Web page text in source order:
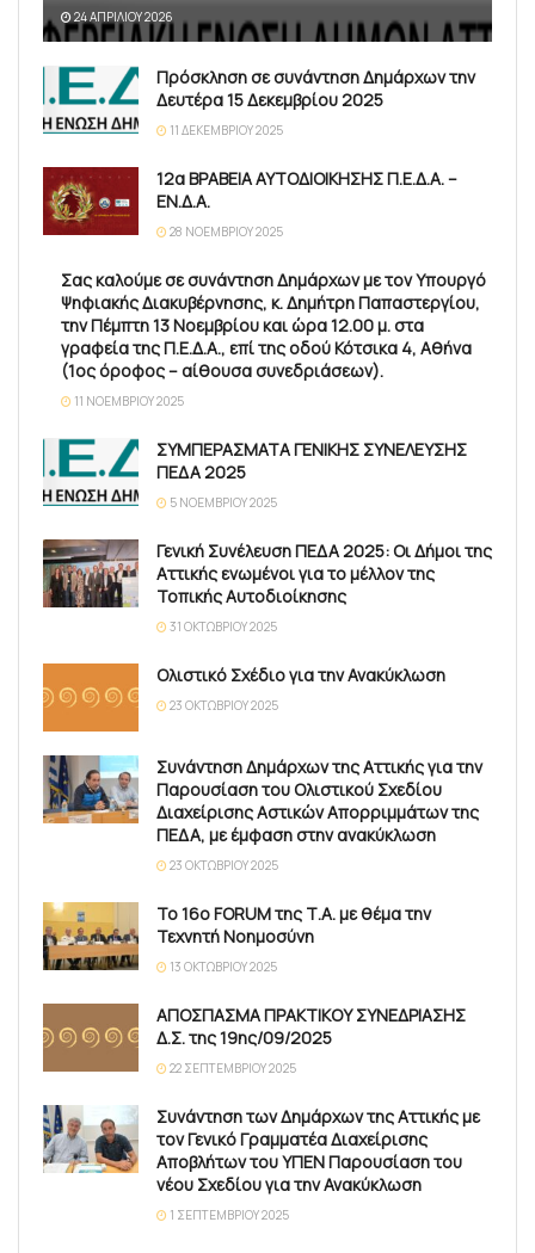
24 ΑΠΡΙΛΊΟΥ 2026
Πρόσκληση σε συνάντηση Δημάρχων την
Δευτέρα 15 Δεκεμβρίου 2025
11 ΔΕΚΕΜΒΡΊΟΥ 2025
12α ΒΡΑΒΕΙΑ ΑΥΤΟΔΙΟΙΚΗΣΗΣ Π.Ε.Δ.Α. –
ΕΝ.Δ.Α.
28 ΝΟΕΜΒΡΊΟΥ 2025
Σας καλούμε σε συνάντηση Δημάρχων με τον Υπουργό
Ψηφιακής Διακυβέρνησης, κ. Δημήτρη Παπαστεργίου,
την Πέμπτη 13 Νοεμβρίου και ώρα 12.00 μ. στα
γραφεία της Π.Ε.Δ.Α., επί της οδού Κότσικα 4, Αθήνα
(1ος όροφος – αίθουσα συνεδριάσεων).
11 ΝΟΕΜΒΡΊΟΥ 2025
ΣΥΜΠΕΡΑΣΜΑΤΑ ΓΕΝΙΚΗΣ ΣΥΝΕΛΕΥΣΗΣ
ΠΕΔΑ 2025
5 ΝΟΕΜΒΡΊΟΥ 2025
Γενική Συνέλευση ΠΕΔΑ 2025: Οι Δήμοι της
Αττικής ενωμένοι για το μέλλον της
Τοπικής Αυτοδιοίκησης
31 ΟΚΤΩΒΡΊΟΥ 2025
Ολιστικό Σχέδιο για την Ανακύκλωση
23 ΟΚΤΩΒΡΊΟΥ 2025
Συνάντηση Δημάρχων της Αττικής για την
Παρουσίαση του Ολιστικού Σχεδίου
Διαχείρισης Αστικών Απορριμμάτων της
ΠΕΔΑ, με έμφαση στην ανακύκλωση
23 ΟΚΤΩΒΡΊΟΥ 2025
Το 16ο FORUM της Τ.Α. με θέμα την
Τεχνητή Νοημοσύνη
13 ΟΚΤΩΒΡΊΟΥ 2025
ΑΠΟΣΠΑΣΜΑ ΠΡΑΚΤΙΚΟΥ ΣΥΝΕΔΡΙΑΣΗΣ
Δ.Σ. της 19ης/09/2025
22 ΣΕΠΤΕΜΒΡΊΟΥ 2025
Συνάντηση των Δημάρχων της Αττικής με
τον Γενικό Γραμματέα Διαχείρισης
Αποβλήτων του ΥΠΕΝ Παρουσίαση του
νέου Σχεδίου για την Ανακύκλωση
1 ΣΕΠΤΕΜΒΡΊΟΥ 2025